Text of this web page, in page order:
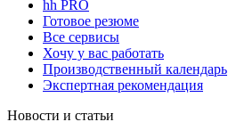
hh PRO
Готовое резюме
Все сервисы
Хочу у вас работать
Производственный календарь
Экспертная рекомендация
Новости и статьи